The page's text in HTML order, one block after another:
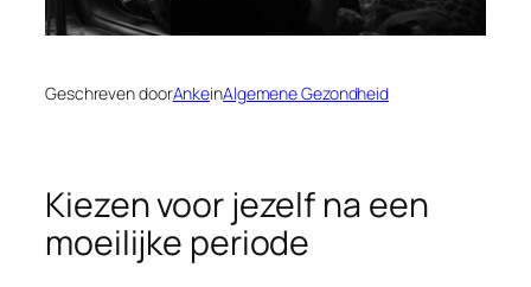
Geschreven doorAnkeinAlgemene Gezondheid
Kiezen voor jezelf na een
moeilijke periode